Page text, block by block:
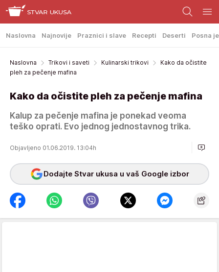
Naslovna Najnovije Praznici i slave Recepti Deserti Posna
Naslovna Trikovi i saveti Kulinarski trikovi
Kako da očistite
pleh za pečenje mafina
Kako da očistite pleh za pečenje mafina
Kalup za pečenje mafina je ponekad veoma
teško oprati. Evo jednog jednostavnog trika.
Objavljeno 01.06.2019. 13:04h
Dodajte Stvar ukusa u vaš Google izbor